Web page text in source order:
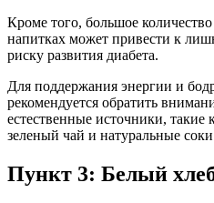
Кроме того, большое количество
напитках может привести к
риску развития диабета.
Для поддержания энергии и
рекомендуется обратить
естественные источники,
зеленый чай и натуральные
Пункт 3: Белый